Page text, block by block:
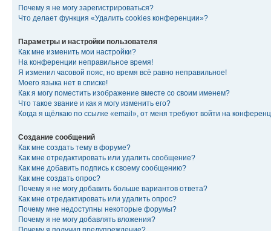
Почему я не могу зарегистрироваться?
Что делает функция «Удалить cookies конференции»?
Параметры и настройки пользователя
Как мне изменить мои настройки?
На конференции неправильное время!
Я изменил часовой пояс, но время всё равно неправильное!
Моего языка нет в списке!
Как я могу поместить изображение вместе со своим именем?
Что такое звание и как я могу изменить его?
Когда я щёлкаю по ссылке «email», от меня требуют войти на
Создание сообщений
Как мне создать тему в форуме?
Как мне отредактировать или удалить сообщение?
Как мне добавить подпись к своему сообщению?
Как мне создать опрос?
Почему я не могу добавить больше вариантов ответа?
Как мне отредактировать или удалить опрос?
Почему мне недоступны некоторые форумы?
Почему я не могу добавлять вложения?